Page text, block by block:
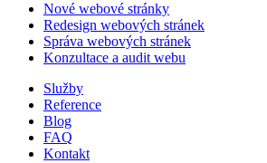
Nové webové stránky
Redesign webových stránek
Správa webových stránek
Konzultace a audit webu
Služby
Reference
Blog
FAQ
Kontakt